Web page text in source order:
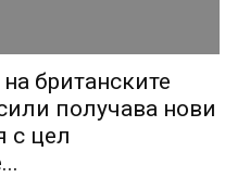
британските
получава нови
с цел